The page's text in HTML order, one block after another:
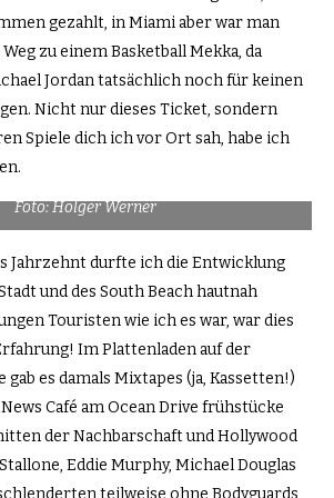
gezahlt, in Miami aber war man
zu einem Basketball Mekka, da
Jordan tatsächlich noch für keinen
Nicht nur dieses Ticket, sondern
Spiele dich ich vor Ort sah, habe ich
Foto: Holger Werner
Jahrzehnt durfte ich die Entwicklung
und des South Beach hautnah
Touristen wie ich es war, war dies
Im Plattenladen auf der
gab es damals Mixtapes (ja, Kassetten!)
News Café am Ocean Drive frühstücke
der Nachbarschaft und Hollywood
Eddie Murphy, Michael Douglas